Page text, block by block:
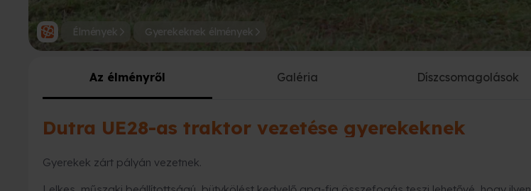
Élmények Gyerekeknek élmények
Az élményről Galéria Díszcsomagolások
Dutra UE28-as traktor vezetése gyerekeknek
Gyerekek zárt pályán vezetnek.